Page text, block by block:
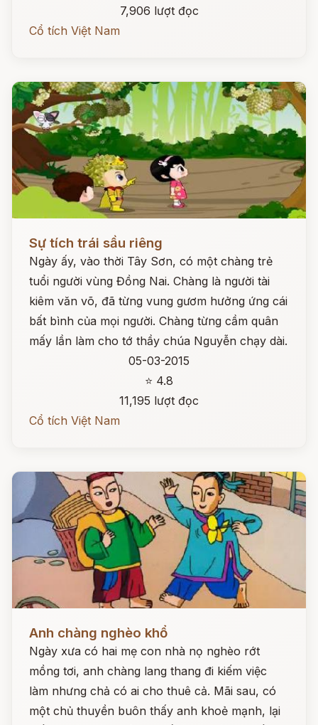
7,906 lượt đọc
Cổ tích Việt Nam
Sự tích trái sầu riêng
Ngày ấy, vào thời Tây Sơn, có một chàng trẻ
tuổi người vùng Đồng Nai. Chàng là người tài
kiêm văn võ, đã từng vung gươm hưởng ứng cái
bất bình của mọi người. Chàng từng cầm quân
mấy lần làm cho tớ thầy chúa Nguyễn chạy dài.
05-03-2015
⭐ 4.8
11,195 lượt đọc
Cổ tích Việt Nam
Anh chàng nghèo khổ
Ngày xưa có hai mẹ con nhà nọ nghèo rớt
mồng tơi, anh chàng lang thang đi kiếm việc
làm nhưng chả có ai cho thuê cả. Mãi sau, có
một chủ thuyền buôn thấy anh khoẻ mạnh, lại